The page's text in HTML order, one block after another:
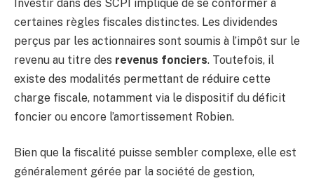
Investir dans des SCPI implique de se conformer à
certaines règles fiscales distinctes. Les dividendes
perçus par les actionnaires sont soumis à l’impôt sur le
revenu au titre des revenus fonciers. Toutefois, il
existe des modalités permettant de réduire cette
charge fiscale, notamment via le dispositif du déficit
foncier ou encore l’amortissement Robien.
Bien que la fiscalité puisse sembler complexe, elle est
généralement gérée par la société de gestion,